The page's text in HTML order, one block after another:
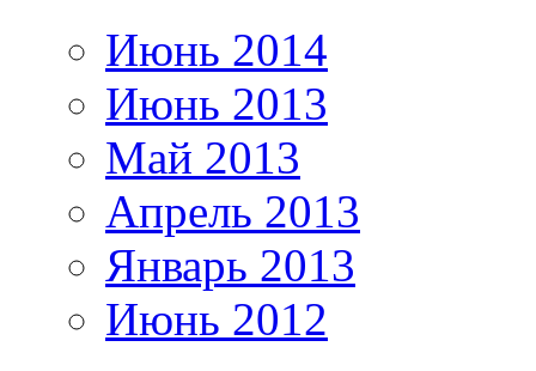
Июнь 2014
Июнь 2013
Май 2013
Апрель 2013
Январь 2013
Июнь 2012